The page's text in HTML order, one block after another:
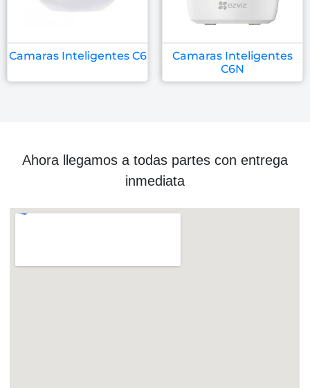
Camaras Inteligentes C6
Camaras Inteligentes
C6N
Ahora llegamos a todas partes con entrega
inmediata